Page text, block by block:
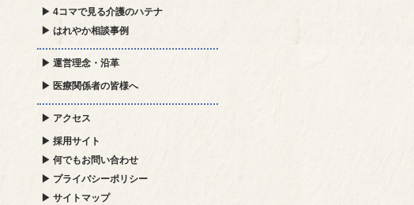
▶ 4コマで見る介護のハテナ
▶ はれやか相談事例
▶ 運営理念・沿革
▶ 医療関係者の皆様へ
▶ アクセス
▶ 採用サイト
▶ 何でもお問い合わせ
▶ プライバシーポリシー
▶ サイトマップ